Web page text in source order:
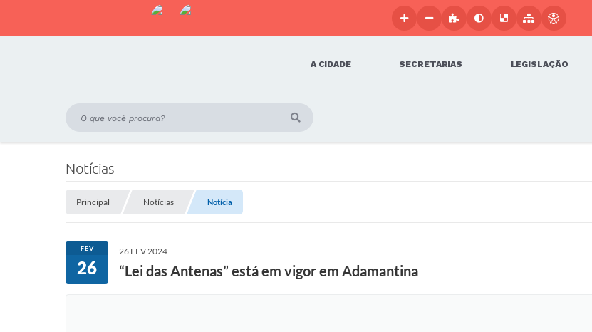
A CIDADE SECRETARIAS LEGISLAÇÃO
Notícias
Principal Notícias Notícia
FEV
26
26 FEV 2024
“Lei das Antenas” está em vigor em Adamantina